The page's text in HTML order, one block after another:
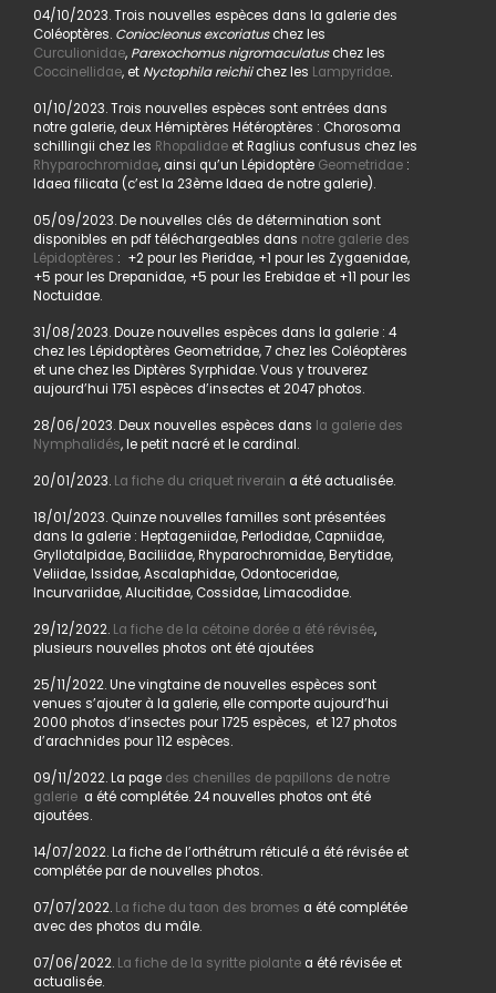
04/10/2023. Trois nouvelles espèces dans la galerie des
Coléoptères. Coniocleonus excoriatuschez les
Curculionidae, Parexochomus nigromaculatuschez les
Coccinellidae, et Nyctophila reichiichez les Lampyridae.
01/10/2023. Trois nouvelles espèces sont entrées dans
notre galerie, deux Hémiptères Hétéroptères : Chorosoma
schillingii chez les Rhopalidaeet Raglius confusus chez les
Rhyparochromidae, ainsi qu’un Lépidoptère Geometridae:
Idaea filicata (c’est la 23ème Idaea de notre galerie).
05/09/2023. De nouvelles clés de détermination sont
disponibles en pdf téléchargeables dans notre galerie des
Lépidoptères : +2 pour les Pieridae, +1 pour les Zygaenidae,
+5 pour les Drepanidae, +5 pour les Erebidae et +11 pour les
Noctuidae.
31/08/2023. Douze nouvelles espèces dans la galerie : 4
chez les Lépidoptères Geometridae, 7 chez les Coléoptères
et une chez les Diptères Syrphidae. Vous y trouverez
aujourd’hui 1751 espèces d’insectes et 2047 photos.
28/06/2023. Deux nouvelles espèces dans la galerie des
Nymphalidés, le petit nacré et le cardinal.
20/01/2023. La fiche du criquet riverain a été actualisée.
18/01/2023. Quinze nouvelles familles sont présentées
dans la galerie : Heptageniidae, Perlodidae, Capniidae,
Gryllotalpidae, Baciliidae, Rhyparochromidae, Berytidae,
Veliidae, Issidae, Ascalaphidae, Odontoceridae,
Incurvariidae, Alucitidae, Cossidae, Limacodidae.
29/12/2022. La fiche de la cétoine dorée a été révisée,
plusieurs nouvelles photos ont été ajoutées
25/11/2022. Une vingtaine de nouvelles espèces sont
venues s’ajouter à la galerie, elle comporte aujourd’hui
2000 photos d’insectes pour 1725 espèces, et 127 photos
d’arachnides pour 112 espèces.
09/11/2022. La page des chenilles de papillons de notre
galerie a été complétée. 24 nouvelles photos ont été
ajoutées.
14/07/2022. La fiche de l’orthétrum réticulé a été révisée et
complétée par de nouvelles photos.
07/07/2022. La fiche du taon des bromes a été complétée
avec des photos du mâle.
07/06/2022. La fiche de la syritte piolantea été révisée et
actualisée.